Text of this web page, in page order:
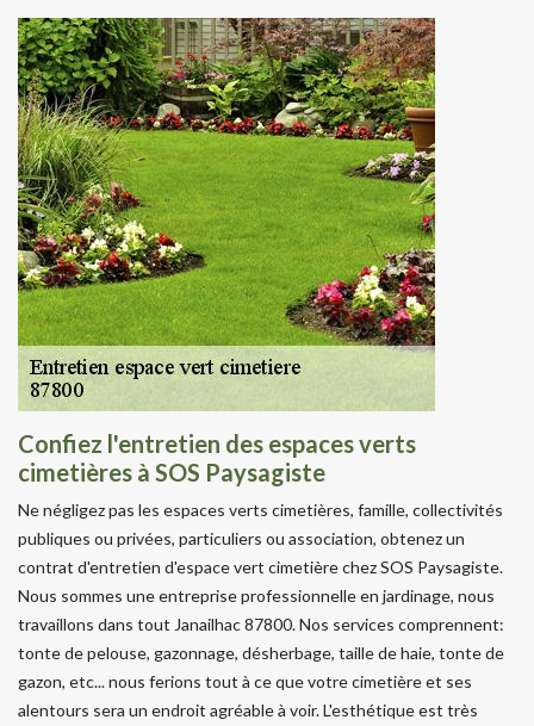
Confiez l'entretien des espaces verts
cimetières à SOS Paysagiste
Ne négligez pas les espaces verts cimetières, famille, collectivités
publiques ou privées, particuliers ou association, obtenez un
contrat d'entretien d'espace vert cimetière chez SOS Paysagiste.
Nous sommes une entreprise professionnelle en jardinage, nous
travaillons dans tout Janailhac 87800. Nos services comprennent:
tonte de pelouse, gazonnage, désherbage, taille de haie, tonte de
gazon, etc... nous ferions tout à ce que votre cimetière et ses
alentours sera un endroit agréable à voir. L'esthétique est très